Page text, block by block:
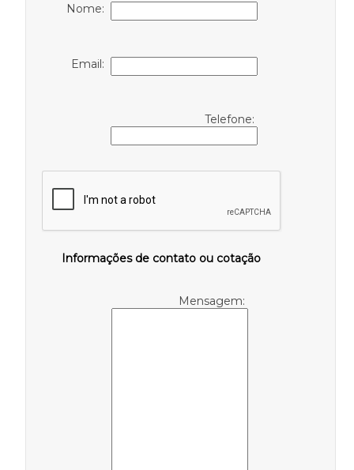
Nome:
Email:
Telefone:
Informações de contato ou cotação
Mensagem: